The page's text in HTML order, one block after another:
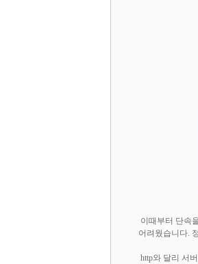
이때부터 단속
어려웠습니다.
http와 달리 서